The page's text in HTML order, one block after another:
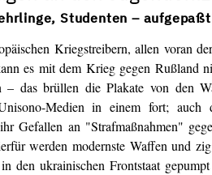
Studenten –
Kriegstreibern, allen voran
es mit dem Krieg gegen Rußland
– das brüllen die Plakate von den
Medien in einem fort; auch
Gefallen an "Strafmaßnahmen"
werden modernste Waffen und
den ukrainischen Frontstaat